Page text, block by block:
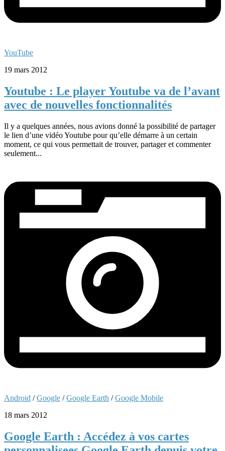
YouTube
19 mars 2012
Youtube : Le player Youtube va de l’avant
avec de nouvelles fonctionnalités
Il y a quelques années, nous avions donné la possibilité de partager
le lien d’une vidéo Youtube pour qu’elle démarre à un certain
moment, ce qui vous permettait de trouver, partager et commenter
seulement...
Android /Google /Google Earth /Google Mobile
18 mars 2012
Google Earth : Accédez à vos cartes